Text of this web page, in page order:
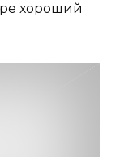
хороший